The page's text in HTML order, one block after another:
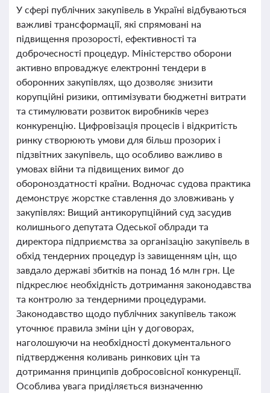
У сфері публічних закупівель в Україні відбуваються
важливі трансформації, які спрямовані на
підвищення прозорості, ефективності та
доброчесності процедур. Міністерство оборони
активно впроваджує електронні тендери в
оборонних закупівлях, що дозволяє знизити
корупційні ризики, оптимізувати бюджетні витрати
та стимулювати розвиток виробників через
конкуренцію. Цифровізація процесів і відкритість
ринку створюють умови для більш прозорих і
підзвітних закупівель, що особливо важливо в
умовах війни та підвищених вимог до
обороноздатності країни. Водночас судова практика
демонструє жорстке ставлення до зловживань у
закупівлях: Вищий антикорупційний суд засудив
колишнього депутата Одеської облради та
директора підприємства за організацію закупівель в
обхід тендерних процедур із завищенням цін, що
завдало державі збитків на понад 16 млн грн. Це
підкреслює необхідність дотримання законодавства
та контролю за тендерними процедурами.
Законодавство щодо публічних закупівель також
уточнює правила зміни цін у договорах,
наголошуючи на необхідності документального
підтвердження коливань ринкових цін та
дотримання принципів добросовісної конкуренції.
Особлива увага приділяється визначенню